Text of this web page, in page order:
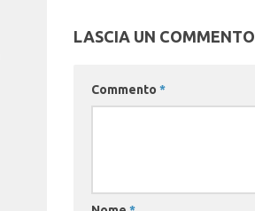
LASCIA UN COMMENTO
Commento *